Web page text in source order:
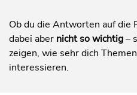
Ob du die Antworten auf die
dabei aber nicht so wichtig–
zeigen, wie sehr dich
interessieren.